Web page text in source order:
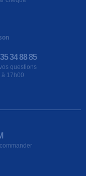
34 88 85
questions
à 17h00